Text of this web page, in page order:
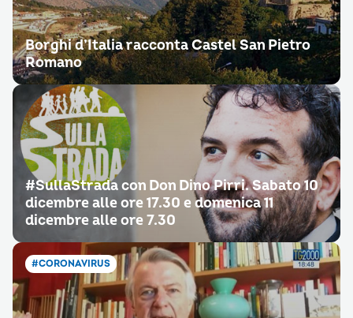
Borghi d’Italia racconta Castel San Pietro
Romano
#SullaStrada con Don Dino Pirri. Sabato 10
dicembre alle ore 17.30 e domenica 11
dicembre alle ore 7.30
#CORONAVIRUS